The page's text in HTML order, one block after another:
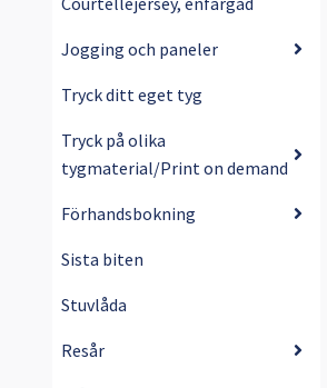
Jogging och paneler
Tryck ditt eget tyg
Tryck på olika
tygmaterial/Print on demand
Förhandsbokning
Sista biten
Stuvlåda
Resår